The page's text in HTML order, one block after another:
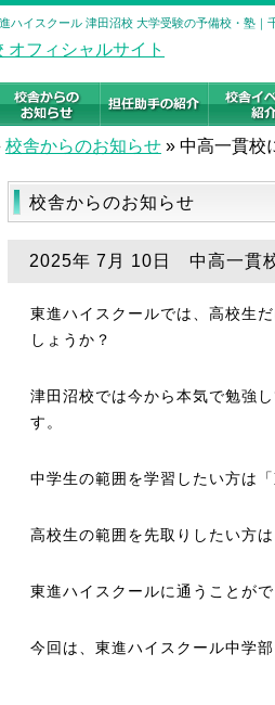
ハイスクール 津田沼校 大学受験の予備校・塾｜
校舎からのお知らせ » 中高一貫校
校舎からのお知らせ
2025年 7月 10日 中高一貫
東進ハイスクールでは、高校生
しょうか？
津田沼校では今から本気で勉強
す。
中学生の範囲を学習したい方は
高校生の範囲を先取りしたい方
東進ハイスクールに通うことがで
今回は、東進ハイスクール中学部